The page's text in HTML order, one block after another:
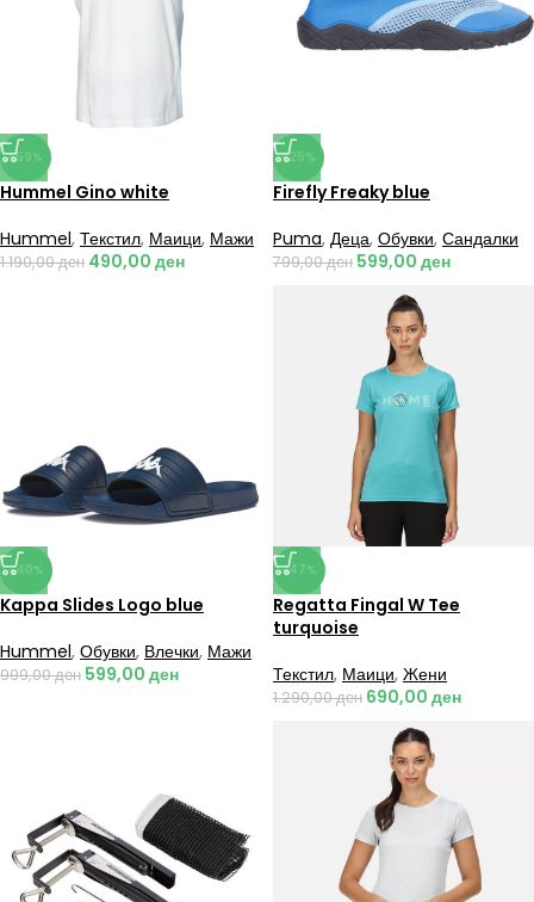
-59%
Hummel Gino white
Hummel, Текстил, Маици, Мажи
1.190,00ден 490,00 ден
-25%
Firefly Freaky blue
Puma, Деца, Обувки, Сандалки
799,00ден 599,00 ден
-40%
Kappa Slides Logo blue
Hummel, Обувки, Влечки, Мажи
999,00ден 599,00 ден
-47%
Regatta Fingal W Tee
turquoise
Текстил, Маици, Жени
1.290,00ден 690,00 ден